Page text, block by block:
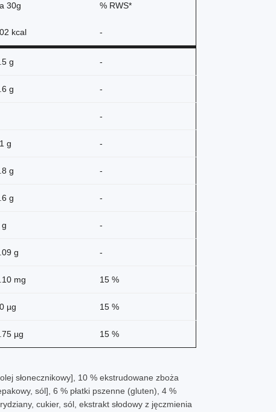
30g % RWS*
kcal -
g -
g -
-
g -
g -
g -
g -
g -
mg 15 %
µg 15 %
µg
15 %
słonecznikowy], 10 % ekstrudowane zboża
sól], 6 % płatki pszenne (gluten), 4 %
cukier, sól, ekstrakt słodowy z jęczmienia